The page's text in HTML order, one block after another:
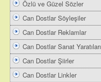
Özlü ve Güzel Sözler
Can Dostlar Söyleşiler
Can Dostlar Reklamlar
Can Dostlar Sanat Yaratıları
Can Dostlar Şiirler
Can Dostlar Linkler